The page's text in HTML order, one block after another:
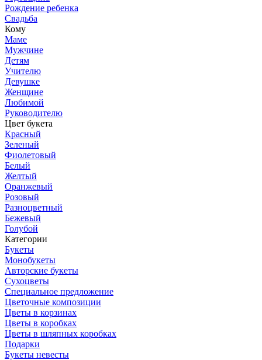
Рождение ребенка
Свадьба
Кому
Маме
Мужчине
Детям
Учителю
Девушке
Женщине
Любимой
Руководителю
Цвет букета
Красный
Зеленый
Фиолетовый
Белый
Желтый
Оранжевый
Розовый
Разноцветный
Бежевый
Голубой
Категории
Букеты
Монобукеты
Авторские букеты
Сухоцветы
Специальное предложение
Цветочные композиции
Цветы в корзинах
Цветы в коробках
Цветы в шляпных коробках
Подарки
Букеты невесты